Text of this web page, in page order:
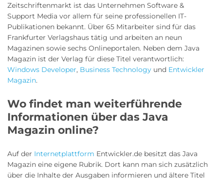
Zeitschriftenmarkt ist das Unternehmen Software &
Support Media vor allem für seine professionellen IT-
Publikationen bekannt. Über 65 Mitarbeiter sind für das
Frankfurter Verlagshaus tätig und arbeiten an neun
Magazinen sowie sechs Onlineportalen. Neben dem Java
Magazin ist der Verlag für diese Titel verantwortlich:
Windows Developer, Business Technology und Entwickler
Magazin.
Wo findet man weiterführende
Informationen über das Java
Magazin online?
Auf der Internetplattform Entwickler.de besitzt das Java
Magazin eine eigene Rubrik. Dort kann man sich zusätzlich
über die Inhalte der Ausgaben informieren und ältere Titel